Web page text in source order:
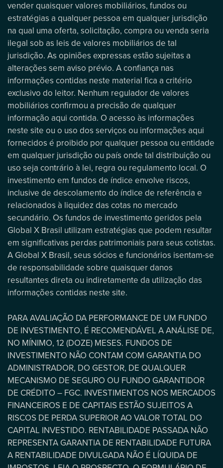
vender quaisquer valores mobiliários, fundos ou
estratégias a qualquer pessoa em qualquer jurisdição
na qual uma oferta, solicitação, compra ou venda seria
ilegal sob as leis de valores mobiliários de tal
jurisdição. As opiniões expressas estão sujeitas a
alterações sem aviso prévio. A confiança nas
informações contidas neste material fica a critério
exclusivo do leitor. Nenhum regulador de valores
mobiliários confirmou a precisão de qualquer
informação aqui contida. O acesso às informações
neste site ou o uso dos serviços ou informações aqui
fornecidos é proibido por qualquer pessoa ou entidade
em qualquer jurisdição ou país onde tal distribuição ou
uso seja contrário à lei, regra ou regulamento local. O
investimento em fundos de índice envolve riscos,
inclusive de descolamento do índice de referência e
relacionados à liquidez das cotas no mercado
secundário. Os fundos de investimento geridos pela
Global X Brasil utilizam estratégias que podem resultar
em significativas perdas patrimoniais para seus cotistas.
A Global X Brasil, seus sócios e funcionários isentam-se
de responsabilidade sobre quaisquer danos
resultantes direta ou indiretamente da utilização das
informações contidas neste site.
PARA AVALIAÇÃO DA PERFORMANCE DE UM FUNDO
DE INVESTIMENTO, É RECOMENDÁVEL A ANÁLISE DE,
NO MÍNIMO, 12 (DOZE) MESES. FUNDOS DE
INVESTIMENTO NÃO CONTAM COM GARANTIA DO
ADMINISTRADOR, DO GESTOR, DE QUALQUER
MECANISMO DE SEGURO OU FUNDO GARANTIDOR
DE CRÉDITO – FGC. INVESTIMENTOS NOS MERCADOS
FINANCEIROS E DE CAPITAIS ESTÃO SUJEITOS A
RISCOS DE PERDA SUPERIOR AO VALOR TOTAL DO
CAPITAL INVESTIDO. RENTABILIDADE PASSADA NÃO
REPRESENTA GARANTIA DE RENTABILIDADE FUTURA
A RENTABILIDADE DIVULGADA NÃO É LÍQUIDA DE